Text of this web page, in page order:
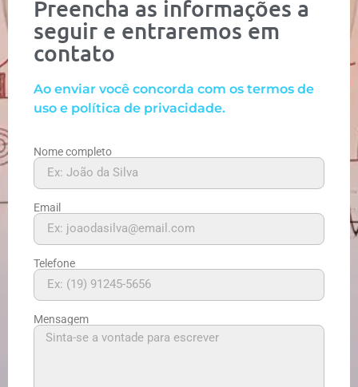
Preencha as informações a
seguir e entraremos em
contato
Ao enviar você concorda com os termos de
uso e política de privacidade.
Nome completo
Email
Telefone
Mensagem